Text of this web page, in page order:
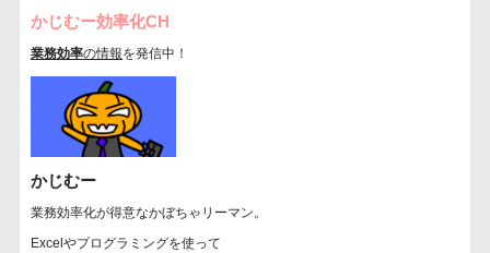
かじむー効率化CH
業務効率の情報を発信中！
かじむー
業務効率化が得意なかぼちゃリーマン。
Excelやプログラミングを使って